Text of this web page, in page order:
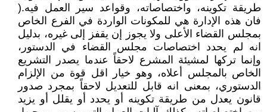
طريقة تكوينه، واختصاصاته، وقواعد سير العمل فيه.(
فان هذه الإدارة هي للمكونات الواردة في الفرع الخاص
بمجلس القضاء الأعلى ولا يجوز إن يقفز إلى غيره، بدليل
انه لم يحدد اختصاصات مجلس القضاء في الدستور،
وإنما تركها لمشيئة المشرع لاحقاً عندما يصدر التشريع
الخاص بالمجلس أعلاه، وهو خيار اقل قوة من الإلزام
الدستوري، بمعنى انه قابل للتعديل لاحقاً بمجرد صدور
قانون يعدل من طريقة تكوينه أو يحدد أو يقلل أو يزيد